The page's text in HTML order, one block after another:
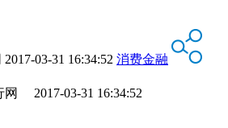
2017-03-31 16:34:52 消费金融
2017-03-31 16:34:52